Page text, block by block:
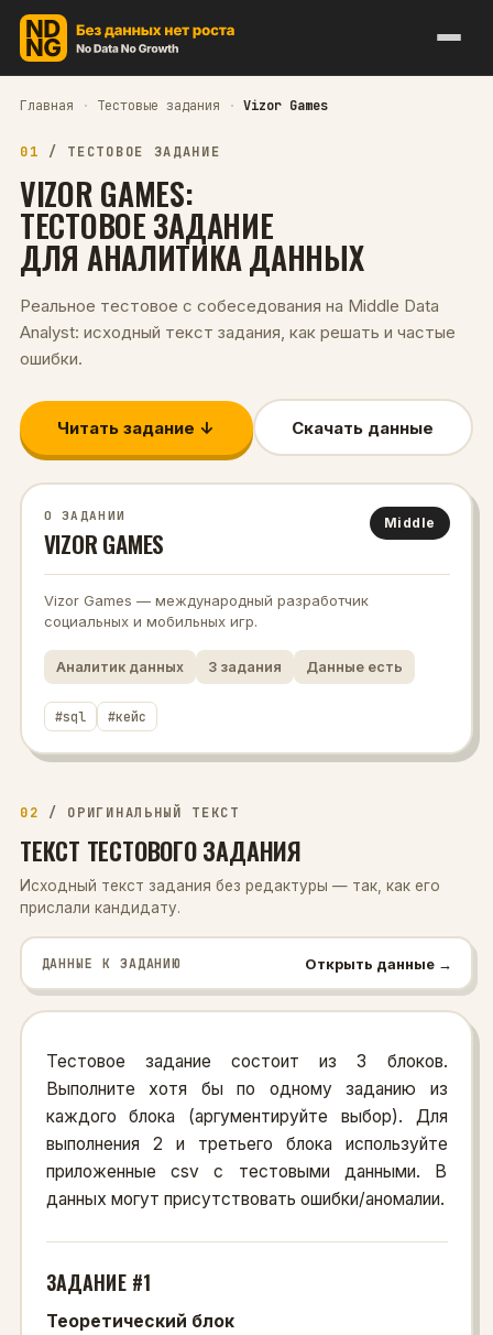
Главная · Тестовые задания · Vizor Games
01 / ТЕСТОВОЕ ЗАДАНИЕ
VIZOR GAMES:
ТЕСТОВОЕ ЗАДАНИЕ
ДЛЯ АНАЛИТИКА ДАННЫХ
Реальное тестовое с собеседования на Middle Data
Analyst: исходный текст задания, как решать и частые
ошибки.
Читать задание ↓ Скачать данные
О ЗАДАНИИ
VIZOR GAMES
Middle
Vizor Games — международный разработчик
социальных и мобильных игр.
Аналитик данных 3 задания Данные есть
#sql #кейс
02 / ОРИГИНАЛЬНЫЙ ТЕКСТ
ТЕКСТ ТЕСТОВОГО ЗАДАНИЯ
Исходный текст задания без редактуры — так, как его
прислали кандидату.
ДАННЫЕ К ЗАДАНИЮ Открыть данные →
Тестовое задание состоит из 3 блоков.
Выполните хотя бы по одному заданию из
каждого блока (аргументируйте выбор). Для
выполнения 2 и третьего блока используйте
приложенные csv c тестовыми данными. В
данных могут присутствовать ошибки/аномалии.
ЗАДАНИЕ #1
Теоретический блок